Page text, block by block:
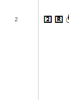
2